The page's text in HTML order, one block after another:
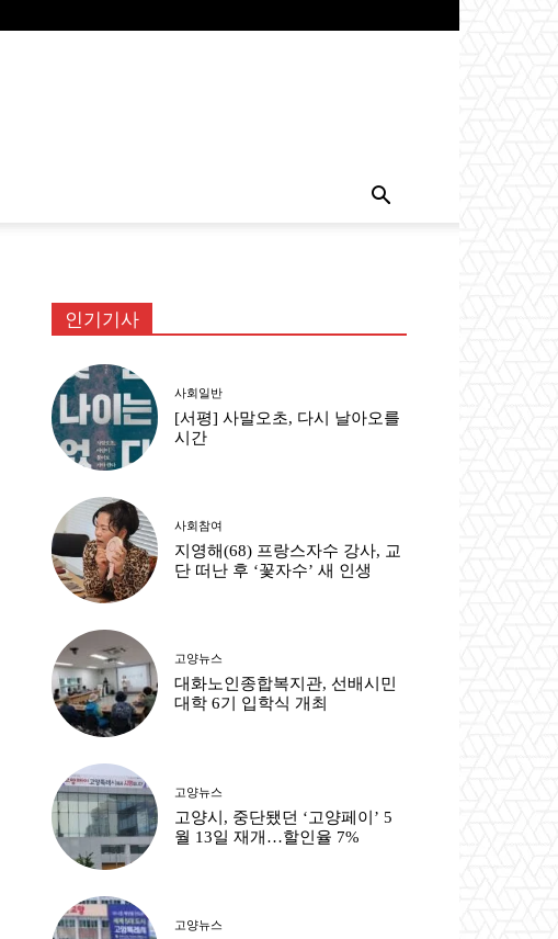
출력
인기기사
사회일반
[서평] 사말오초, 다시 날아오를
시간
사회참여
지영해(68) 프랑스자수 강사, 교
단 떠난 후 ‘꽃자수’ 새 인생
고양뉴스
대화노인종합복지관, 선배시민
대학 6기 입학식 개최
고양뉴스
고양시, 중단됐던 ‘고양페이’ 5
월 13일 재개…할인율 7%
고양뉴스